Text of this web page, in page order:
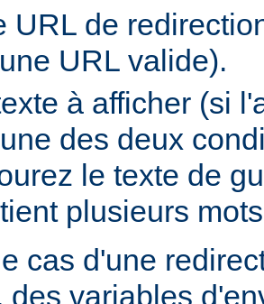
URL de
URL valide).
à afficher (si
des deux
le texte de
plusieurs
cas d'une
des variables